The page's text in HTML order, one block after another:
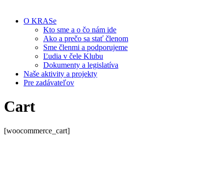
O KRASe
Kto sme a o čo nám ide
Ako a prečo sa stať členom
Sme členmi a podporujeme
Ľudia v čele Klubu
Dokumenty a legislatíva
Naše aktivity a projekty
Pre zadávateľov
Cart
[woocommerce_cart]